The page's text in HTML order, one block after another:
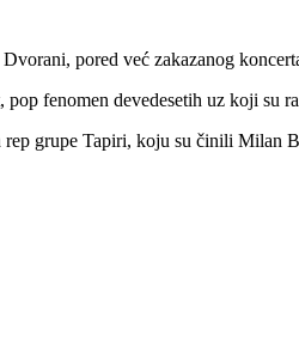
pored već zakazanog
fenomen devedesetih uz koji su
rep grupe Tapiri, koju su činili